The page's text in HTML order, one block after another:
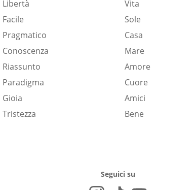
Libertà
Facile
Pragmatico
Conoscenza
Riassunto
Paradigma
Gioia
Tristezza
Vita
Sole
Casa
Mare
Amore
Cuore
Amici
Bene
Seguici su